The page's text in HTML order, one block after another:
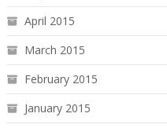
April 2015
March 2015
February 2015
January 2015